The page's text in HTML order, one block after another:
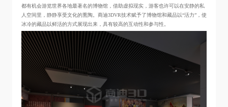
都有机会游览世界各地最著名的博物馆，借助虚拟现实，游客也许可以在安静的私
人空间里，静静享受文化的熏陶。商迪3DVR技术赋予了博物馆和藏品以“活力”，使
冰冷的藏品以鲜活的方式展现出来，具有较高的互动性和参与性。